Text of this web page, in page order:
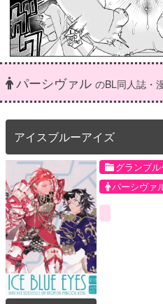
パーシヴァル のBL同人誌・
アイスブルーアイズ
グランブ
パーシヴァ